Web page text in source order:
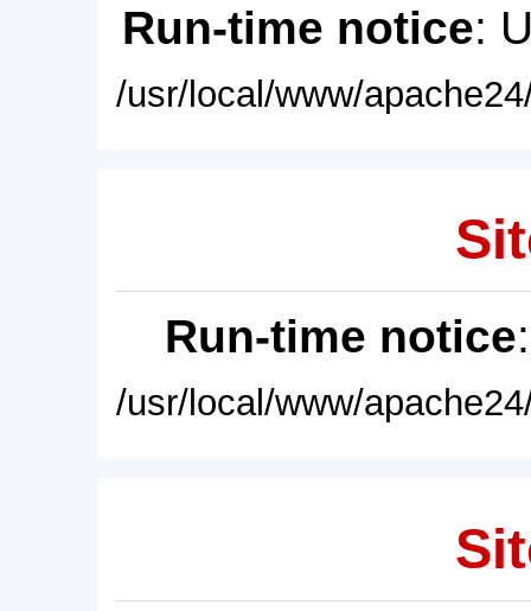
Run-time notice:
/usr/local/www/
Run-time notice
/usr/local/www/